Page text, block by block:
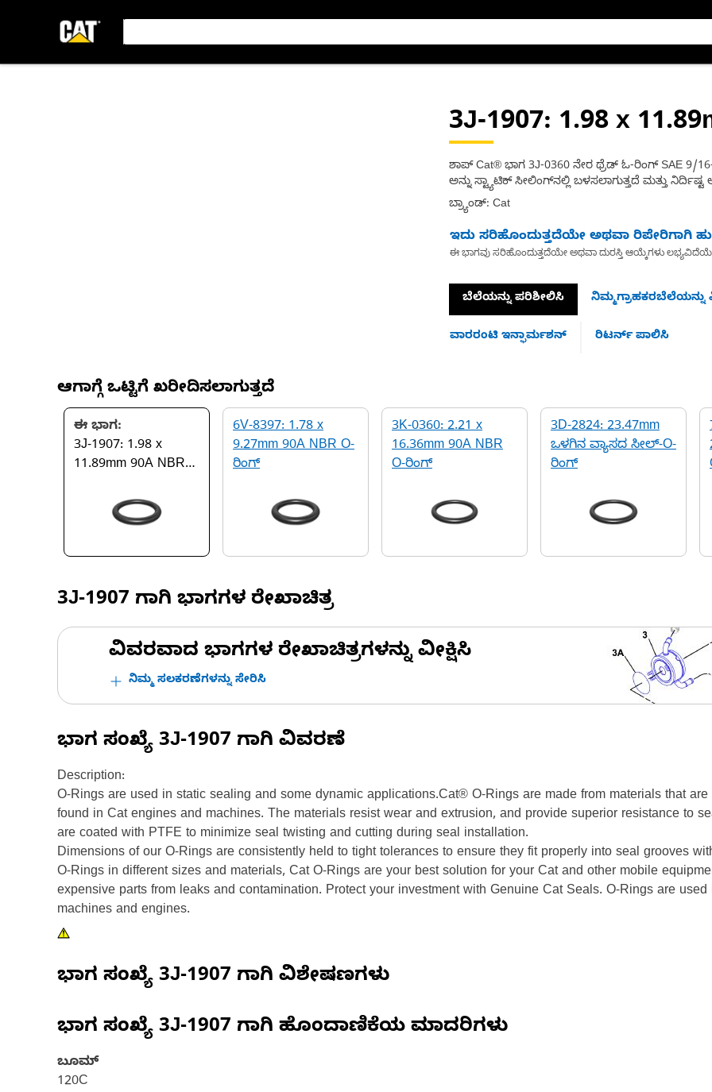
3J-1907: 1.98 x
ಶಾಪ್ Cat® ಭಾಗ 3J-0360 ನೇರ ಥ್ರೆಡ್ ಓ-ರಿಂಗ್ SAE 9/
ಅನ್ನು ಸ್ಟ್ಯಾಟಿಕ್ ಸೀಲಿಂಗ್‌ನಲ್ಲಿ ಬಳಸಲಾಗುತ್ತದೆ ಮತ್ತು
ಬ್ರ್ಯಾಂಡ್: Cat
ಇದು ಸರಿಹೊಂದುತ್ತದೆಯೇ ಅಥವಾ ರಿಪೇರಿಗಾಗಿ
ಈ ಭಾಗವು ಸರಿಹೊಂದುತ್ತದೆಯೇ ಅಥವಾ ದುರಸ್ತಿ ಆಯ್ಕೆಗಳು
ಬೆಲೆಯನ್ನು ಪರಿಶೀಲಿಸಿ ನಿಮ್ಮಗ್ರಾಹಕರಬೆಲೆಯನ್ನು
ವಾರರಂಟಿ ಇನ್ಫಾರ್ಮಶನ್ ರಿಟರ್ನ್ ಪಾಲಿಸಿ
ಆಗಾಗ್ಗೆ ಒಟ್ಟಿಗೆ ಖರೀದಿಸಲಾಗುತ್ತದೆ
ಈ ಭಾಗ:
3J-1907: 1.98 x
11.89mm 90A NBR
6V-8397: 1.78 x
9.27mm 90A NBR O-
ರಿಂಗ್
3K-0360: 2.21 x
16.36mm 90A NBR
O-ರಿಂಗ್
3D-2824: 23.47mm
ಒಳಗಿನ ವ್ಯಾಸದ ಸೀಲ್-O-
ರಿಂಗ್
3J-1907 ಗಾಗಿ ಭಾಗಗಳ ರೇಖಾಚಿತ್ರ
ವಿವರವಾದ ಭಾಗಗಳ ರೇಖಾಚಿತ್ರಗಳನ್ನು ವೀಕ್ಷಿಸಿ
ನಿಮ್ಮ ಸಲಕರಣೆಗಳನ್ನು ಸೇರಿಸಿ
ಭಾಗ ಸಂಖ್ಯೆ 3J-1907 ಗಾಗಿ ವಿವರಣೆ
Description:
O-Rings are used in static sealing and some dynamic applications.Cat® O-Rings are made from materials that
found in Cat engines and machines. The materials resist wear and extrusion, and provide superior resistance to
are coated with PTFE to minimize seal twisting and cutting during seal installation.
Dimensions of our O-Rings are consistently held to tight tolerances to ensure they fit properly into seal grooves
O-Rings in different sizes and materials, Cat O-Rings are your best solution for your Cat and other mobile
expensive parts from leaks and contamination. Protect your investment with Genuine Cat Seals. O-Rings are
machines and engines.
ಭಾಗ ಸಂಖ್ಯೆ 3J-1907 ಗಾಗಿ ವಿಶೇಷಣಗಳು
ಭಾಗ ಸಂಖ್ಯೆ 3J-1907 ಗಾಗಿ ಹೊಂದಾಣಿಕೆಯ ಮಾದರಿಗಳು
ಬೂಮ್
120C